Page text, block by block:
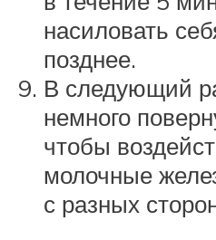
насиловать
позднее.
В следующий
немного
чтобы
молочные
с разных